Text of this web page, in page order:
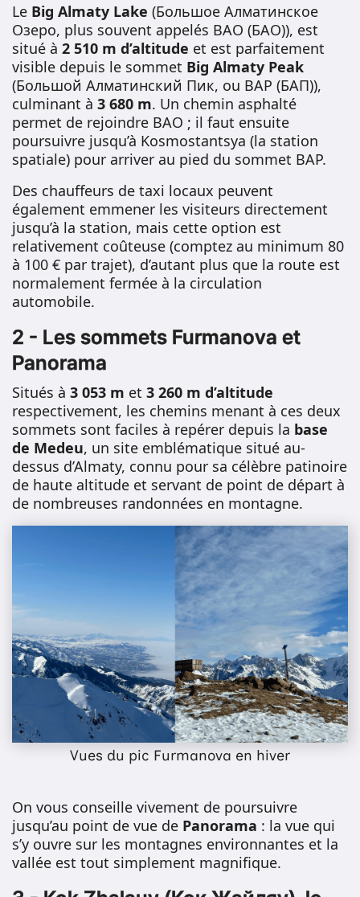
Le Big Almaty Lake (Большое Алматинское
Озеро, plus souvent appelés BAO (БАО)), est
situé à 2 510 m d’altitude et est parfaitement
visible depuis le sommet Big Almaty Peak
(Большой Алматинский Пик, ou BAP (БАП)),
culminant à 3 680 m. Un chemin asphalté
permet de rejoindre BAO ; il faut ensuite
poursuivre jusqu’à Kosmostantsya (la station
spatiale) pour arriver au pied du sommet BAP.
Des chauffeurs de taxi locaux peuvent
également emmener les visiteurs directement
jusqu’à la station, mais cette option est
relativement coûteuse (comptez au minimum 80
à 100 € par trajet), d’autant plus que la route est
normalement fermée à la circulation
automobile.
2 - Les sommets Furmanova et
Panorama
Situés à 3 053 m et 3 260 m d’altitude
respectivement, les chemins menant à ces deux
sommets sont faciles à repérer depuis la base
de Medeu, un site emblématique situé au-
dessus d’Almaty, connu pour sa célèbre patinoire
de haute altitude et servant de point de départ à
de nombreuses randonnées en montagne.
Vues du pic Furmanova en hiver
On vous conseille vivement de poursuivre
jusqu’au point de vue de Panorama : la vue qui
s’y ouvre sur les montagnes environnantes et la
vallée est tout simplement magnifique.